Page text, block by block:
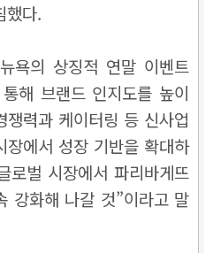
했다.
욕의 상징적 연말 이벤트
해 브랜드 인지도를 높이
력과 케이터링 등 신사업
에서 성장 기반을 확대하
로벌 시장에서 파리바게뜨
강화해 나갈 것”이라고 말